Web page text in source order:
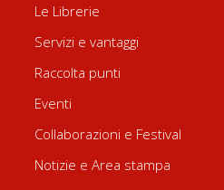
Le Librerie
Servizi e vantaggi
Raccolta punti
Eventi
Collaborazioni e Festival
Notizie e Area stampa